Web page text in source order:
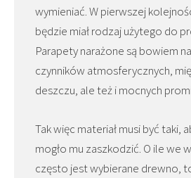
wymieniać. W pierwszej
będzie miał rodzaj użytego do
Parapety narażone są bowiem
czynników atmosferycznych,
deszczu, ale też i mocnych
Tak więc materiał musi być taki,
mogło mu zaszkodzić. O ile we
często jest wybierane drewno,